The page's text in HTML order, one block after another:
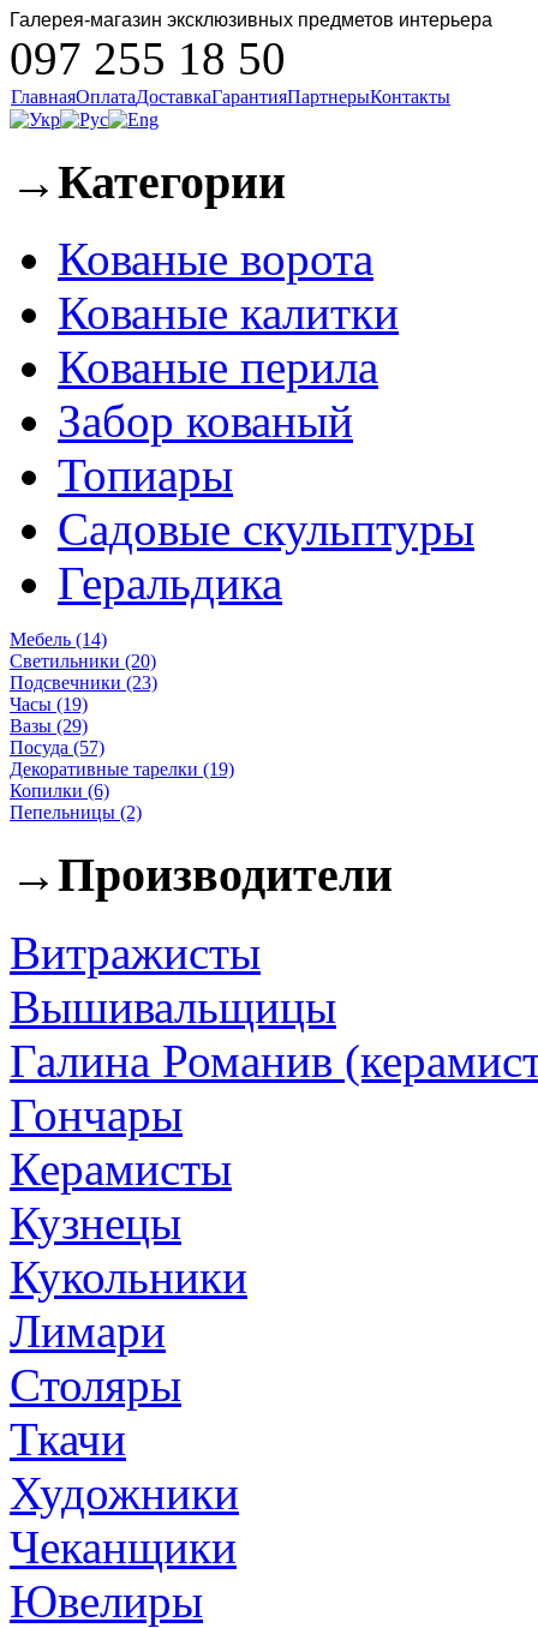
Галерея-магазин эксклюзивных предметов интерьера
097 255 18 50
ГлавнаяОплатаДоставкаГарантияПартнерыКонтакты
→Категории
Кованые ворота
Кованые калитки
Кованые перила
Забор кованый
Топиары
Садовые скульптуры
Геральдика
Мебель (14)
Светильники (20)
Подсвечники (23)
Часы (19)
Вазы (29)
Посуда (57)
Декоративные тарелки (19)
Копилки (6)
Пепельницы (2)
→Производители
Витражисты
Вышивальщицы
Галина Романив
Гончары
Керамисты
Кузнецы
Кукольники
Лимари
Столяры
Ткачи
Художники
Чеканщики
Ювелиры